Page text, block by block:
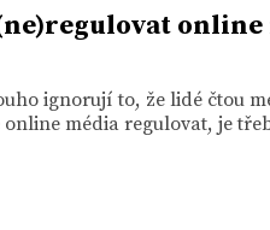
online
ignorují to, že lidé čtou
online média regulovat, je